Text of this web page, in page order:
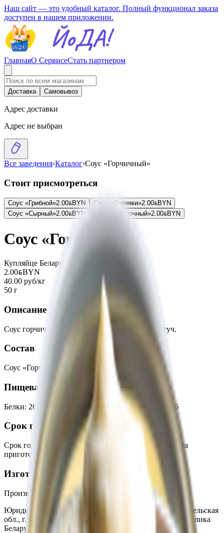
Наш сайт — это удобный каталог. Полный функционал заказа
доступен в нашем приложении.
ГлавнаяО СервисеСтать партнером
Доставка Самовывоз
Адрес доставки
Адрес не выбран
Все заведения›Каталог›Соус «Горчичный»
Стоит присмотреться
Соус «Грибной»2.00BYNBYN Соус «Терияки»2.00BYNBYN
Соус «Сырный»2.00BYNBYN Соус «Чесночный»2.00BYNBYN
Соус «Горчичный»
Купляйце Беларускае
2.00BYNBYN
40.00 руб/кг
50 г
Описание
Соус горчичный имеет пряный вкус, в меру жгуч.
Состав
Соус «Горчичный».
Пищевая ценность на 100г
Белки: 26.9 Углеводы 45.7Калории 416
Срок годности
Срок годности
24 часа при t от +2 до +6°С с момента
приготовления
Изготовитель
Производитель:
ООО «Формула-Едим»
Юридический адрес:
247210, Республика Беларусь, Гомельская
обл., г.Жлобин, ул.Первомайская, д.59а; 247210, Республика
Беларусь, Гомельская обл., г. Жлобин. ул. Красная, 44